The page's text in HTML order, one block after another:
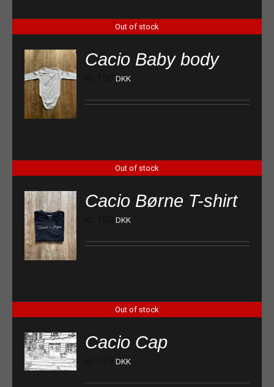
Out of stock
Cacio Baby body
DKK
Out of stock
Cacio Børne T-shirt
DKK
Out of stock
Cacio Cap
DKK